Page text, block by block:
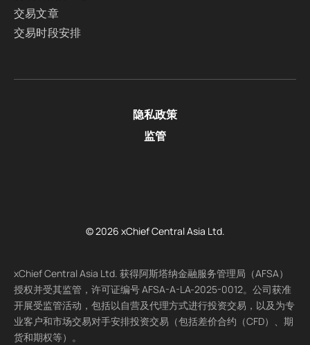
交易文章
交易时段安排
隐私政策
监管
© 2026 xChief Central Asia Ltd.
xChief Central Asia Ltd. 获得阿斯塔纳金融服务管理局（AFSA）
授权并受其监管，许可证编号 AFSA-A-LA-2025-0012。公司获准
开展受监管活动，包括以自营及代理方式进行投资交易，以及为专
业客户和市场交易对手安排投资交易（包括差价合约（CFD）、期
货和期权等）。